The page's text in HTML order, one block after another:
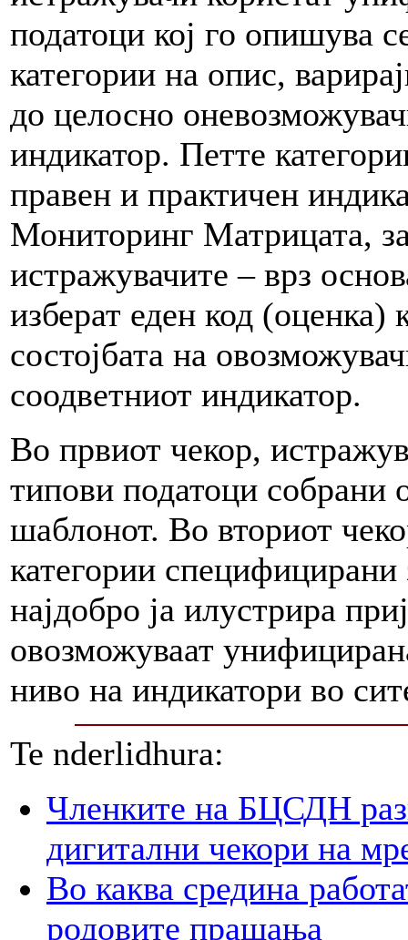
податоци кој го опишува
категории на опис,
до целосно
индикатор. Петте
правен и практичен
Мониторинг Матрицата,
истражувачите – врз
изберат еден код (оценка)
состојбата на
соодветниот индикатор.
Во првиот чекор,
типови податоци собрани
шаблонот. Во вториот
категории специфицирани
најдобро ја илустрира
овозможуваат
ниво на индикатори во
Te nderlidhura:
Членките на БЦСДН
дигитални чекори на
Во каква средина
родовите прашања